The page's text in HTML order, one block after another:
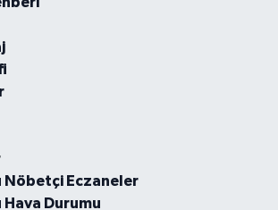
Nöbetçi Eczaneler
Hava Durumu